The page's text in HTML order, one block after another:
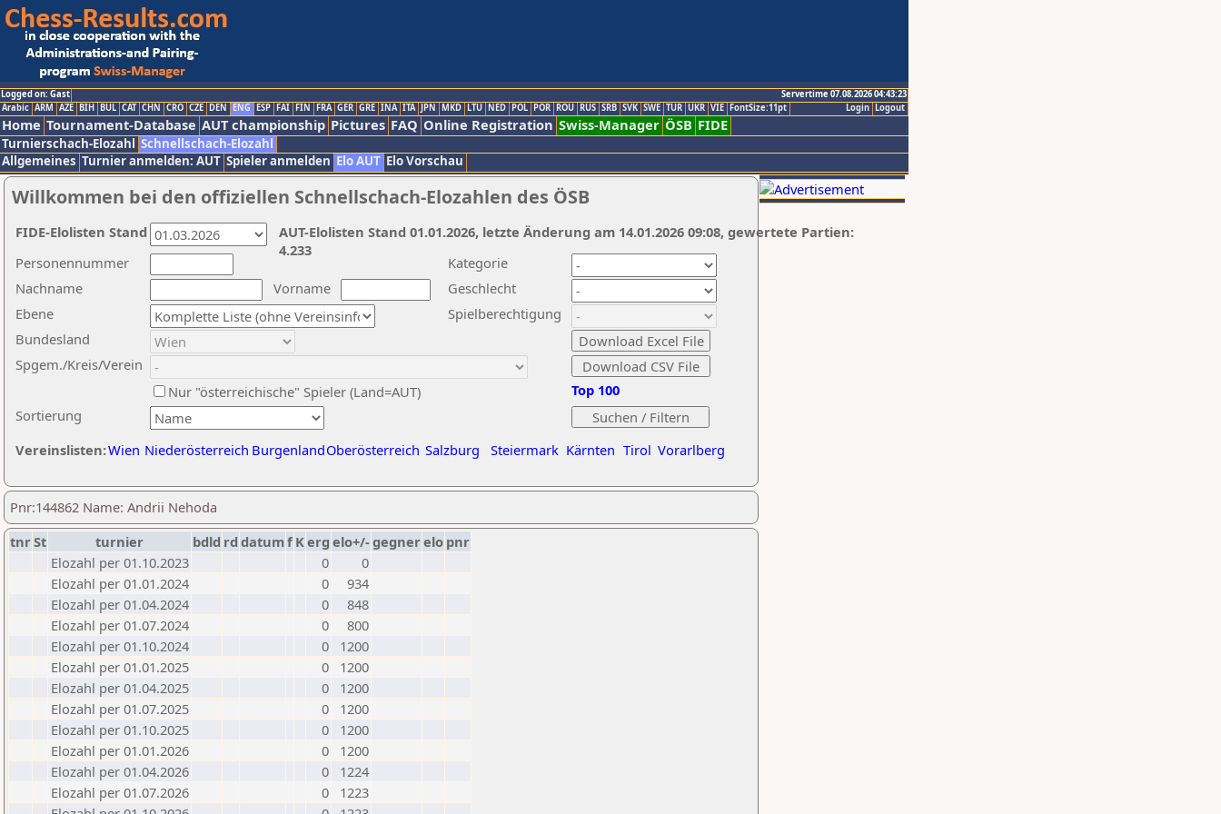
Logged on: Gast
Servertime 07.08.2026 04:43:23
Logout
Login
Arabic ARM AZE BIH BUL CAT CHN CRO CZE DEN ENG ESP FAI FIN FRA GER GRE INA ITA JPN MKD LTU NED POL POR ROU RUS SRB SVK SWE TUR UKR VIE FontSize:11pt
Home Tournament-Database AUT championship Pictures FAQ Online Registration Swiss-Manager ÖSB FIDE
Turnierschach-Elozahl Schnellschach-Elozahl
Allgemeines Turnier anmelden: AUT Spieler anmelden Elo AUT Elo Vorschau
Willkommen bei den offiziellen Schnellschach-Elozahlen des ÖSB
Nachname
Vorname
Ebene
Kategorie
Sortierung
Personennummer
Bundesland
Spgem./Kreis/Verein
Geschlecht
Nur "österreichische" Spieler (Land=AUT)
Spielberechtigung
Vereinslisten:Wien Niederösterreich BurgenlandOberösterreich Salzburg Steiermark Kärnten Tirol Vorarlberg
Top 100
AUT-Elolisten Stand 01.01.2026, letzte Änderung am 14.01.2026 09:08, gewertete Partien:
4.233
FIDE-Elolisten Stand
Pnr:144862 Name: Andrii Nehoda
tnrSt turnier bdld rd datumf Kerg elo+/-gegnerelo pnr
Elozahl per 01.10.2023
0
0
Elozahl per 01.01.2024
0
934
Elozahl per 01.04.2024
0
848
Elozahl per 01.07.2024
0
800
Elozahl per 01.10.2024
0
1200
Elozahl per 01.01.2025
0
1200
Elozahl per 01.04.2025
0
1200
Elozahl per 01.07.2025
0
1200
Elozahl per 01.10.2025
0
1200
Elozahl per 01.01.2026
0
1200
Elozahl per 01.04.2026
0
1224
Elozahl per 01.07.2026
0
1223